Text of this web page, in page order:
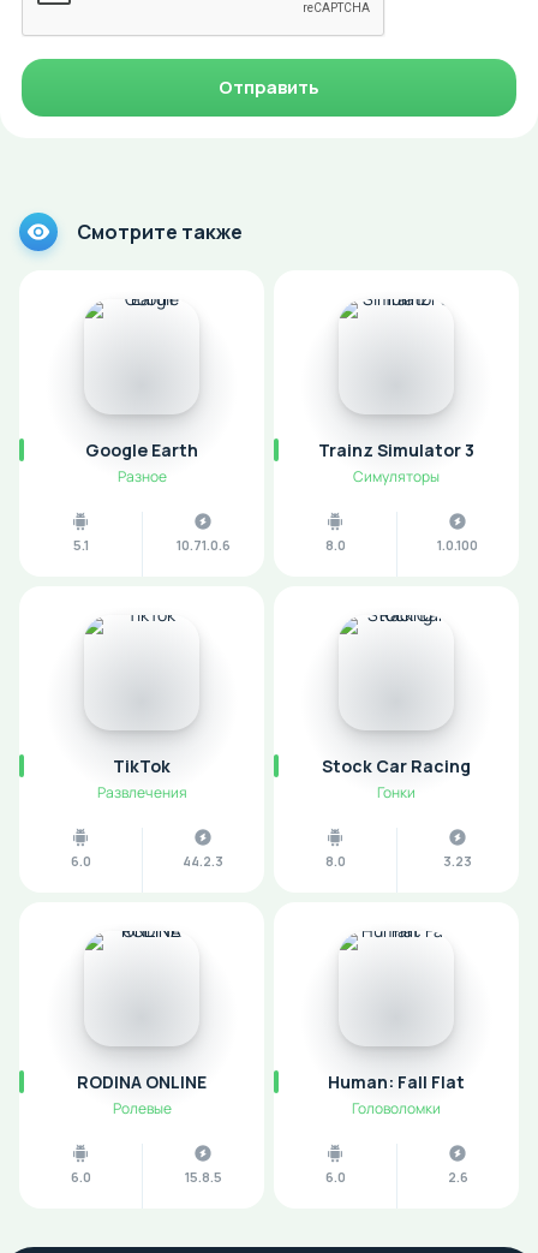
Отправить
Смотрите также
Google Earth
Разное
5.1 10.71.0.6
Trainz Simulator 3
Симуляторы
8.0 1.0.100
TikTok
Развлечения
6.0 44.2.3
Stock Car Racing
Гонки
8.0 3.23
RODINA ONLINE
Ролевые
6.0 15.8.5
Human: Fall Flat
Головоломки
6.0 2.6